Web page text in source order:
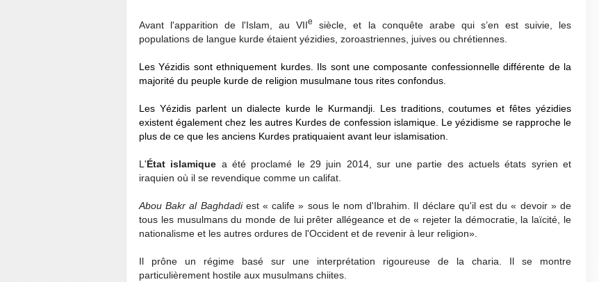
Avant l'apparition de l'Islam, au VIIe
siècle, et la conquête arabe qui s’en est suivie, les
populations de langue kurde étaient yézidies, zoroastriennes, juives ou chrétiennes.
Les Yézidis sont ethniquement kurdes. Ils sont une composante confessionnelle différente de la
majorité du peuple kurde de religion musulmane tous rites confondus.
Les Yézidis parlent un dialecte kurde le Kurmandji. Les traditions, coutumes et fêtes yézidies
existent également chez les autres Kurdes de confession islamique. Le yézidisme se rapproche le
plus de ce que les anciens Kurdes pratiquaient avant leur islamisation.
L'État islamique a été proclamé le 29 juin 2014, sur une partie des actuels états syrien et
iraquien où il se revendique comme un califat.
Abou Bakr al Baghdadiest « calife » sous le nom d'Ibrahim. Il déclare qu'il est du « devoir » de
tous les musulmans du monde de lui prêter allégeance et de « rejeter la démocratie, la laïcité, le
nationalisme et les autres ordures de l'Occident et de revenir à leur religion».
Il prône un régime basé sur une interprétation rigoureuse de la charia. Il se montre
particulièrement hostile aux musulmans chiites.